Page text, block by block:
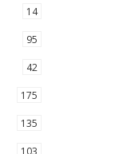
14
95
42
175
135
103